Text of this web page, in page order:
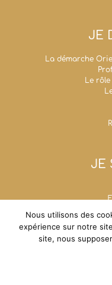
JE
La démarche
Le
JE
Legs,
Fondation
Grande
rue de
Nous utilisons des
expérience sur notre
site, nous